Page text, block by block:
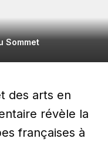
Sommet
des arts en
révèle la
françaises à